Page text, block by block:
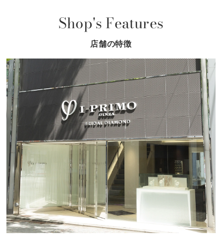
Shop's Features
店舗の特徴